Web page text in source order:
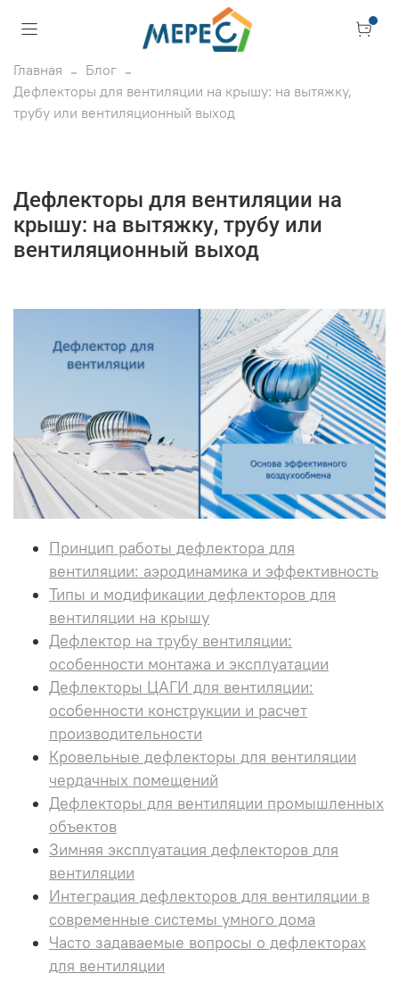
Главная
Блог
Дефлекторы для вентиляции на крышу: на вытяжку,
трубу или вентиляционный выход
Дефлекторы для вентиляции на
крышу: на вытяжку, трубу или
вентиляционный выход
Принцип работы дефлектора для
вентиляции: аэродинамика и эффективность
Типы и модификации дефлекторов для
вентиляции на крышу
Дефлектор на трубу вентиляции:
особенности монтажа и эксплуатации
Дефлекторы ЦАГИ для вентиляции:
особенности конструкции и расчет
производительности
Кровельные дефлекторы для вентиляции
чердачных помещений
Дефлекторы для вентиляции промышленных
объектов
Зимняя эксплуатация дефлекторов для
вентиляции
Интеграция дефлекторов для вентиляции в
современные системы умного дома
Часто задаваемые вопросы о дефлекторах
для вентиляции